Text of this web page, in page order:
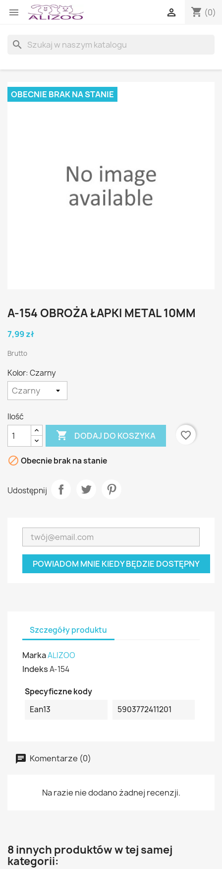
 shopping_cart (0)

search
OBECNIE BRAK NA STANIE
A-154 OBROŻA ŁAPKI METAL 10MM
7,99 zł
Brutto
Kolor: Czarny
Ilość
 DODAJ DO KOSZYKA favorite_border
 Obecnie brak na stanie
Udostępnij
POWIADOM MNIE KIEDY BĘDZIE DOSTĘPNY
Szczegóły produktu
MarkaALIZOO
IndeksA-154
Specyficzne kody
Ean13
5903772411201
Komentarze (0)
Na razie nie dodano żadnej recenzji.
8 innych produktów w tej samej
kategorii: